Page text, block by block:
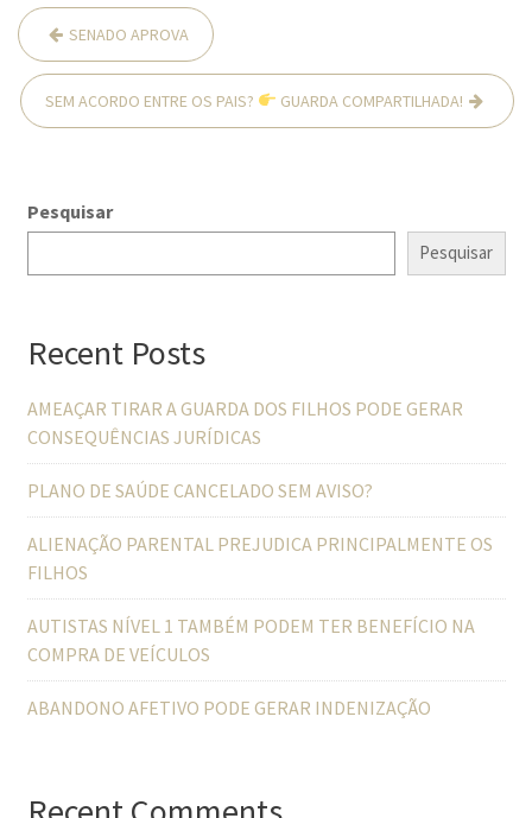
Navegação
de
Post
SENADO APROVA
SEM ACORDO ENTRE OS PAIS? GUARDA COMPARTILHADA!
Pesquisar
Pesquisar
Recent Posts
AMEAÇAR TIRAR A GUARDA DOS FILHOS PODE GERAR
CONSEQUÊNCIAS JURÍDICAS
PLANO DE SAÚDE CANCELADO SEM AVISO?
ALIENAÇÃO PARENTAL PREJUDICA PRINCIPALMENTE OS
FILHOS
AUTISTAS NÍVEL 1 TAMBÉM PODEM TER BENEFÍCIO NA
COMPRA DE VEÍCULOS
ABANDONO AFETIVO PODE GERAR INDENIZAÇÃO